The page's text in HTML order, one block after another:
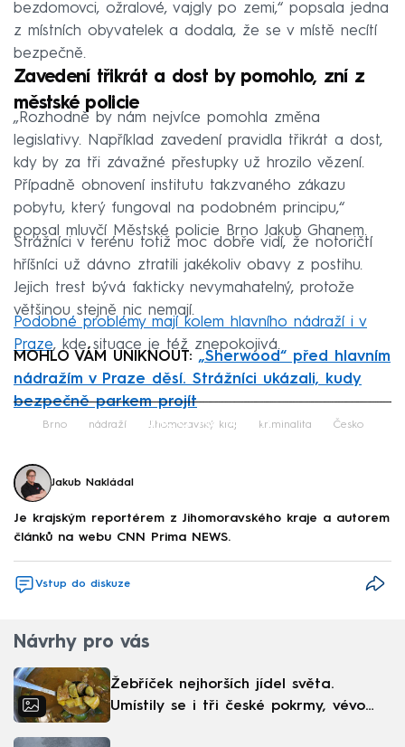
bezdomovci, ožralové, vajgly po zemi,“ popsala jedna
z místních obyvatelek a dodala, že se v místě necítí
bezpečně.
Zavedení třikrát a dost by pomohlo, zní z
městské policie
„Rozhodně by nám nejvíce pomohla změna
legislativy. Například zavedení pravidla třikrát a dost,
kdy by za tři závažné přestupky už hrozilo vězení.
Případně obnovení institutu takzvaného zákazu
pobytu, který fungoval na podobném principu,“
popsal mluvčí Městské policie Brno Jakub Ghanem.
Strážníci v terénu totiž moc dobře vidí, že notoričtí
hříšníci už dávno ztratili jakékoliv obavy z postihu.
Jejich trest bývá fakticky nevymahatelný, protože
většinou stejně nic nemají.
Podobné problémy mají kolem hlavního nádraží i v
Praze, kde situace je též znepokojivá.
MOHLO VÁM UNIKNOUT: „Sherwood“ před hlavním
nádražím v Praze děsí. Strážníci ukázali, kudy
bezpečně parkem projít
Failed to fetch
Brno nádraží Jihomoravský kraj kriminalita Česko
Jakub Nakládal
Je krajským reportérem z Jihomoravského kraje a autorem
článků na webu CNN Prima NEWS.
Vstup do diskuze
Návrhy pro vás
Žebříček nejhorších jídel světa.
Umístily se i tři české pokrmy, vévodí